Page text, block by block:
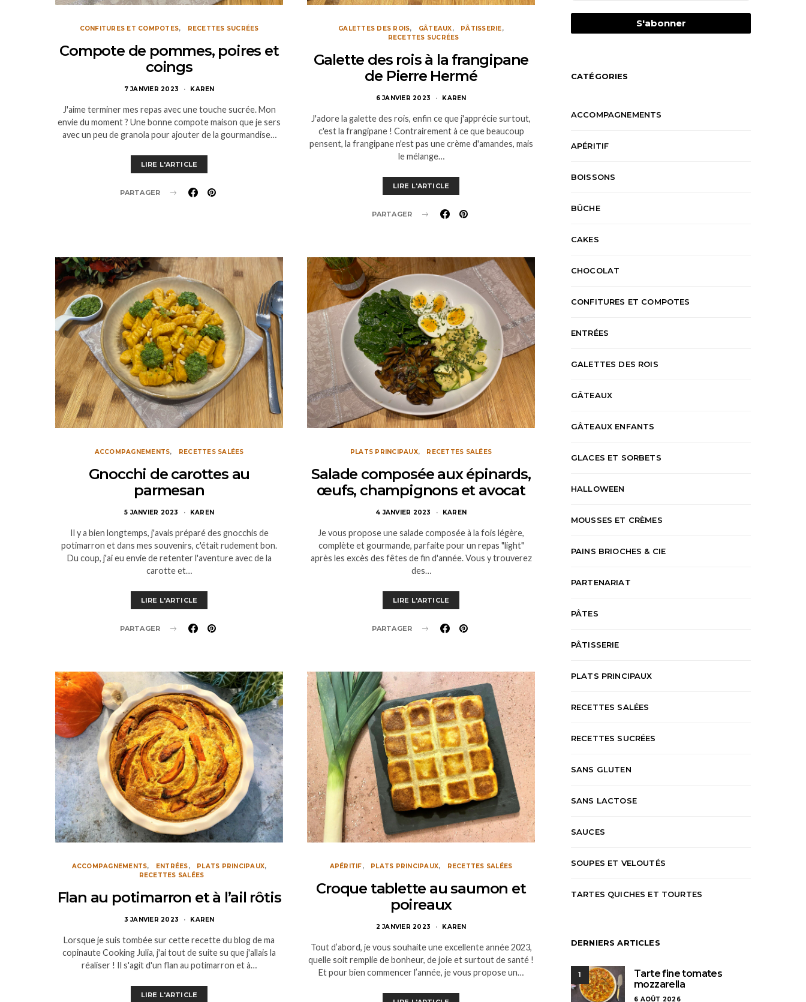
CONFITURES ET COMPOTES RECETTES SUCRÉES
Compote de pommes, poires et
coings
7 JANVIER 2023 KAREN
J'aime terminer mes repas avec une touche sucrée. Mon
envie du moment ? Une bonne compote maison que je sers
avec un peu de granola pour ajouter de la gourmandise…
LIRE L'ARTICLE
PARTAGER
GALETTES DES ROIS GÂTEAUX
PÂTISSERIE
RECETTES SUCRÉES
Galette des rois à la frangipane
de Pierre Hermé
6 JANVIER 2023 KAREN
J'adore la galette des rois, enfin ce que j'apprécie surtout,
c'est la frangipane ! Contrairement à ce que beaucoup
pensent, la frangipane n'est pas une crème d'amandes, mais
le mélange…
LIRE L'ARTICLE
PARTAGER
ACCOMPAGNEMENTS RECETTES SALÉES
Gnocchi de carottes au
parmesan
5 JANVIER 2023 KAREN
Il y a bien longtemps, j'avais préparé des gnocchis de
potimarron et dans mes souvenirs, c'était rudement bon.
Du coup, j'ai eu envie de retenter l'aventure avec de la
carotte et…
LIRE L'ARTICLE
PARTAGER
PLATS PRINCIPAUX RECETTES SALÉES
Salade composée aux épinards,
œufs, champignons et avocat
4 JANVIER 2023 KAREN
Je vous propose une salade composée à la fois légère,
complète et gourmande, parfaite pour un repas "light"
après les excès des fêtes de fin d'année. Vous y trouverez
des…
LIRE L'ARTICLE
PARTAGER
ACCOMPAGNEMENTS ENTRÉES
PLATS PRINCIPAUX
RECETTES SALÉES
Flan au potimarron et à l’ail rôtis
3 JANVIER 2023 KAREN
Lorsque je suis tombée sur cette recette du blog de ma
copinaute Cooking Julia, j'ai tout de suite su que j'allais la
réaliser ! Il s'agit d'un flan au potimarron et à…
LIRE L'ARTICLE
APÉRITIF PLATS PRINCIPAUX RECETTES SALÉES
Croque tablette au saumon et
poireaux
2 JANVIER 2023 KAREN
Tout d’abord, je vous souhaite une excellente année 2023,
quelle soit remplie de bonheur, de joie et surtout de santé !
Et pour bien commencer l’année, je vous propose un…
CATÉGORIES
ACCOMPAGNEMENTS
APÉRITIF
BOISSONS
BÛCHE
CAKES
CHOCOLAT
CONFITURES ET COMPOTES
ENTRÉES
GALETTES DES ROIS
GÂTEAUX
GÂTEAUX ENFANTS
GLACES ET SORBETS
HALLOWEEN
MOUSSES ET CRÈMES
PAINS BRIOCHES & CIE
PARTENARIAT
PÂTES
PÂTISSERIE
PLATS PRINCIPAUX
RECETTES SALÉES
RECETTES SUCRÉES
SANS GLUTEN
SANS LACTOSE
SAUCES
SOUPES ET VELOUTÉS
TARTES QUICHES ET TOURTES
DERNIERS ARTICLES
1
Tarte fine tomates
mozzarella
6 AOÛT 2026